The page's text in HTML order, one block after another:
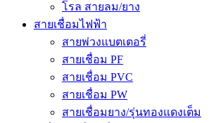
โรล สายลม/ยาง
สายเชื่อมไฟฟ้า
สายพ่วงแบตเตอรี่
สายเชื่อม PF
สายเชื่อม PVC
สายเชื่อม PW
สายเชื่อมยาง/รุ่นทองแดงเต็ม